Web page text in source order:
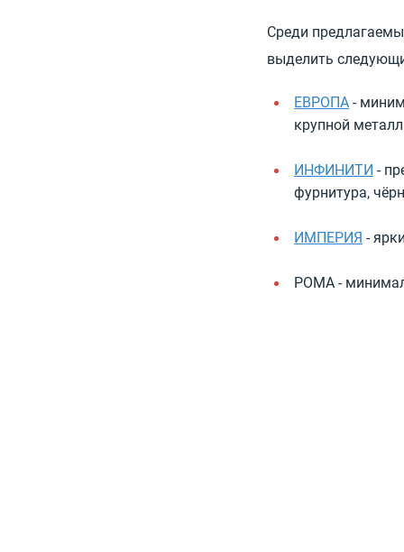
Среди
выделить
ЕВРОПА -
крупной
ИНФИНИТИ -
фурнитура,
ИМПЕРИЯ -
РОМА -